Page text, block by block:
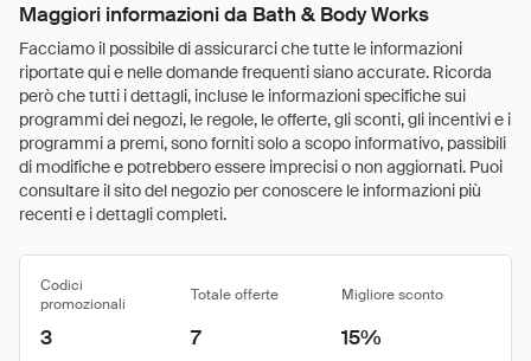
Maggiori informazioni da Bath & Body Works
Facciamo il possibile di assicurarci che tutte le informazioni
riportate qui e nelle domande frequenti siano accurate. Ricorda
però che tutti i dettagli, incluse le informazioni specifiche sui
programmi dei negozi, le regole, le offerte, gli sconti, gli incentivi e i
programmi a premi, sono forniti solo a scopo informativo, passibili
di modifiche e potrebbero essere imprecisi o non aggiornati. Puoi
consultare il sito del negozio per conoscere le informazioni più
recenti e i dettagli completi.
Codici
promozionali
Totale offerte Migliore sconto
3 7 15%